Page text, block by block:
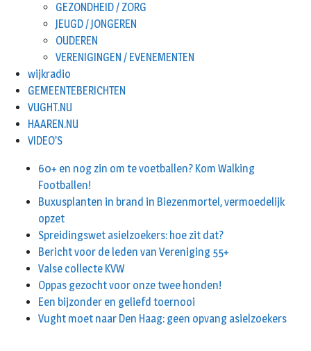
GEZONDHEID / ZORG
JEUGD / JONGEREN
OUDEREN
VERENIGINGEN / EVENEMENTEN
wijkradio
GEMEENTEBERICHTEN
VUGHT.NU
HAAREN.NU
VIDEO’S
60+ en nog zin om te voetballen? Kom Walking
Footballen!
Buxusplanten in brand in Biezenmortel, vermoedelijk
opzet
Spreidingswet asielzoekers: hoe zit dat?
Bericht voor de leden van Vereniging 55+
Valse collecte KVW
Oppas gezocht voor onze twee honden!
Een bijzonder en geliefd toernooi
Vught moet naar Den Haag: geen opvang asielzoekers